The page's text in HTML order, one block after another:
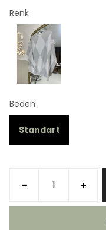
Renk
Beden
Standart